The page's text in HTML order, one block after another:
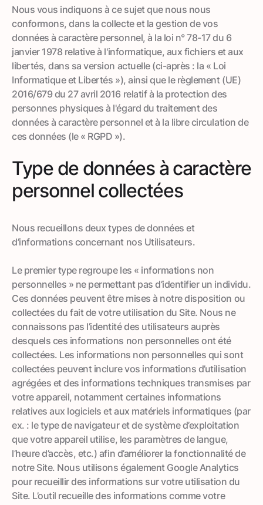
Nous vous indiquons à ce sujet que nous nous
conformons, dans la collecte et la gestion de vos
données à caractère personnel, à la loi n° 78-17 du 6
janvier 1978 relative à l'informatique, aux fichiers et aux
libertés, dans sa version actuelle (ci-après : la « Loi
Informatique et Libertés »), ainsi que le règlement (UE)
2016/679 du 27 avril 2016 relatif à la protection des
personnes physiques à l'égard du traitement des
données à caractère personnel et à la libre circulation de
ces données (le « RGPD »).
Type de données à caractère
personnel collectées
Nous recueillons deux types de données et
d’informations concernant nos Utilisateurs.
Le premier type regroupe les « informations non
personnelles » ne permettant pas d’identifier un individu.
Ces données peuvent être mises à notre disposition ou
collectées du fait de votre utilisation du Site. Nous ne
connaissons pas l’identité des utilisateurs auprès
desquels ces informations non personnelles ont été
collectées. Les informations non personnelles qui sont
collectées peuvent inclure vos informations d’utilisation
agrégées et des informations techniques transmises par
votre appareil, notamment certaines informations
relatives aux logiciels et aux matériels informatiques (par
ex. : le type de navigateur et de système d’exploitation
que votre appareil utilise, les paramètres de langue,
l’heure d’accès, etc.) afin d’améliorer la fonctionnalité de
notre Site. Nous utilisons également Google Analytics
pour recueillir des informations sur votre utilisation du
Site. L’outil recueille des informations comme votre